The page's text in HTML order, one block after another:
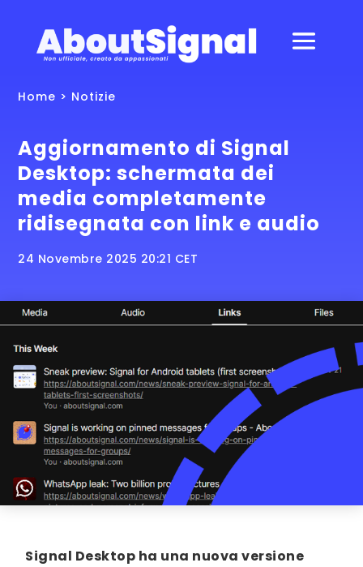
Home > Notizie
Aggiornamento di Signal
Desktop: schermata dei
media completamente
ridisegnata con link e audio
24 Novembre 2025 20:21 CET
Signal Desktop ha una nuova versione